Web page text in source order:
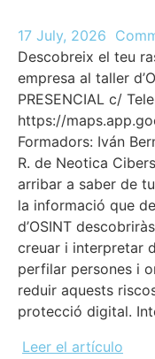
17 July, 2026
Descobreix el teu
empresa al taller
PRESENCIAL c/
https://
Formadors: Iván
R. de Neotica
arribar a saber de
la informació que
d’OSINT
creuar i interpretar
perfilar persones i
reduir aquests
protecció digital.
Leer el artículo